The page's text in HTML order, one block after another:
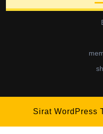
Sirat WordPress